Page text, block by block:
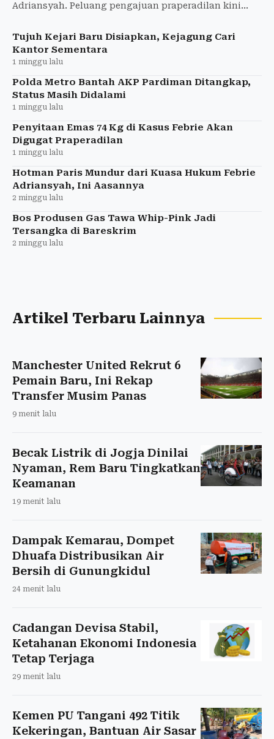
Adriansyah. Peluang pengajuan praperadilan kini
Tujuh Kejari Baru Disiapkan, Kejagung Cari
Kantor Sementara
1 minggu lalu
Polda Metro Bantah AKP Pardiman Ditangkap,
Status Masih Didalami
1 minggu lalu
Penyitaan Emas 74 Kg di Kasus Febrie Akan
Digugat Praperadilan
1 minggu lalu
Hotman Paris Mundur dari Kuasa Hukum Febrie
Adriansyah, Ini Aasannya
2 minggu lalu
Bos Produsen Gas Tawa Whip-Pink Jadi
Tersangka di Bareskrim
2 minggu lalu
Artikel Terbaru Lainnya
Manchester United Rekrut 6
Pemain Baru, Ini Rekap
Transfer Musim Panas
9 menit lalu
Becak Listrik di Jogja Dinilai
Nyaman, Rem Baru Tingkatkan
Keamanan
19 menit lalu
Dampak Kemarau, Dompet
Dhuafa Distribusikan Air
Bersih di Gunungkidul
24 menit lalu
Cadangan Devisa Stabil,
Ketahanan Ekonomi Indonesia
Tetap Terjaga
29 menit lalu
Kemen PU Tangani 492 Titik
Kekeringan, Bantuan Air Sasar